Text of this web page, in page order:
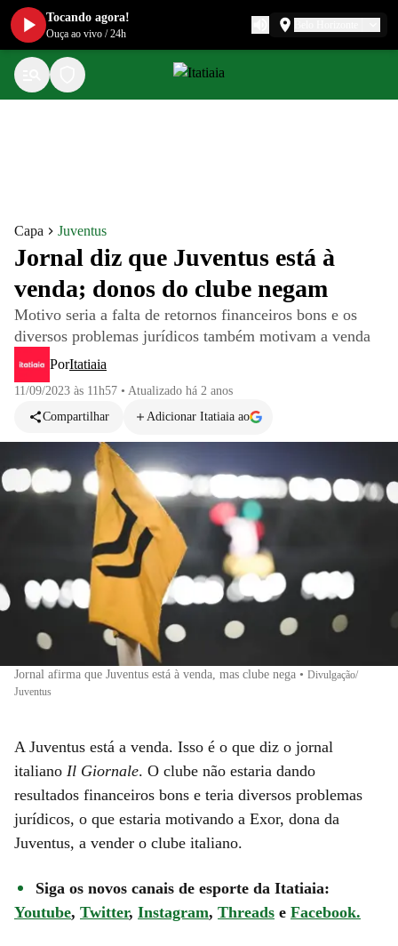
Capa Juventus
Jornal diz que Juventus está à
venda; donos do clube negam
Motivo seria a falta de retornos financeiros bons e os
diversos problemas jurídicos também motivam a venda
PorItatiaia
11/09/2023 às 11h57 • Atualizado há 2 anos
Compartilhar
Adicionar Itatiaia ao
Jornal afirma que Juventus está à venda, mas clube nega • Divulgação/
Juventus
A Juventus está a venda. Isso é o que diz o jornal
italiano Il Giornale. O clube não estaria dando
resultados financeiros bons e teria diversos problemas
jurídicos, o que estaria motivando a Exor, dona da
Juventus, a vender o clube italiano.
Siga os novos canais de esporte da Itatiaia:
Youtube, Twitter, Instagram, Threads e Facebook.
Tocando agora!
Ouça ao vivo /24h